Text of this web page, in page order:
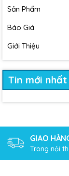
Sản Phẩm
Báo Giá
Giới Thiệu
Tin mới nhất
GIAO
Trong nội